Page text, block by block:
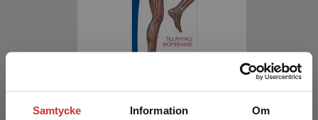
Samtycke Information Om
Tillämpad biomekanik